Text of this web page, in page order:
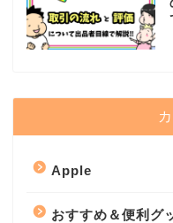
Apple
おすすめ＆便利グ